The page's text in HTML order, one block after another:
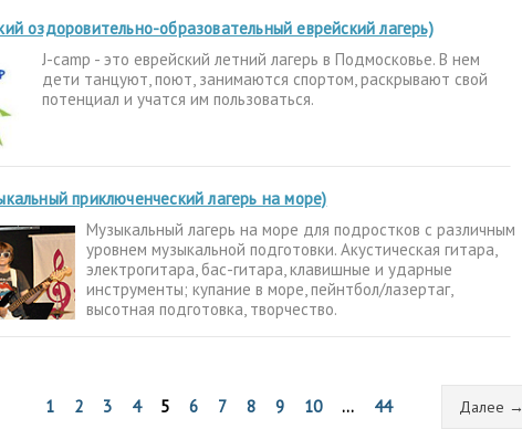
оздоровительно-образовательный еврейский лагерь)
J-camp - это еврейский летний лагерь в Подмосковье. В нем
дети танцуют, поют, занимаются спортом, раскрывают свой
потенциал и учатся им пользоваться.
приключенческий лагерь на море)
Музыкальный лагерь на море для подростков с различным
уровнем музыкальной подготовки. Акустическая гитара,
электрогитара, бас-гитара, клавишные и ударные
инструменты; купание в море, пейнтбол/лазертаг,
высотная подготовка, творчество.
1 2 3 4 5 6 7 8 9 10 ... 44 Далее →